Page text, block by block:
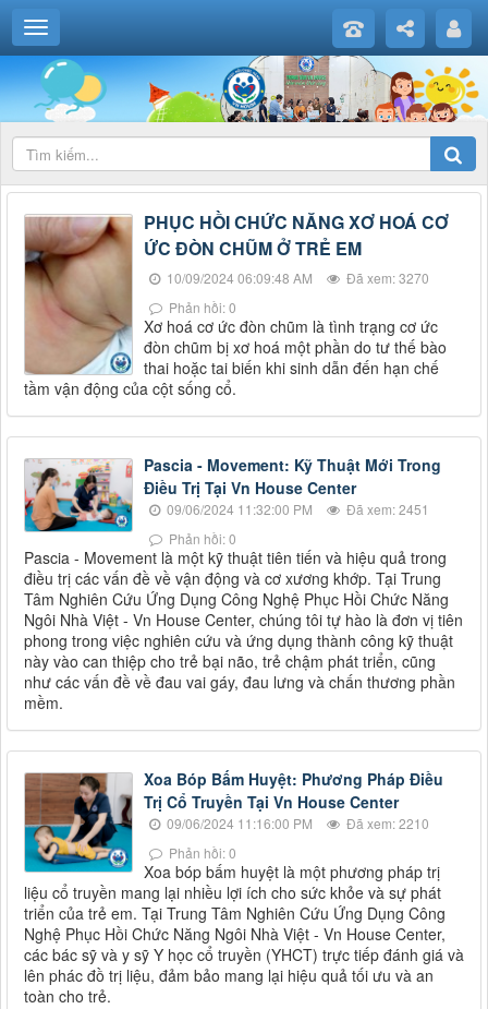
PHỤC HỒI CHỨC NĂNG XƠ HOÁ CƠ
ỨC ĐÒN CHŨM Ở TRẺ EM
10/09/2024 06:09:48 AM
Đã xem: 3270
Phản hồi: 0
Xơ hoá cơ ức đòn chũm là tình trạng cơ ức
đòn chũm bị xơ hoá một phần do tư thế bào
thai hoặc tai biến khi sinh dẫn đến hạn chế
tầm vận động của cột sống cổ.
Pascia - Movement: Kỹ Thuật Mới Trong
Điều Trị Tại Vn House Center
09/06/2024 11:32:00 PM
Đã xem: 2451
Phản hồi: 0
Pascia - Movement là một kỹ thuật tiên tiến và hiệu quả trong
điều trị các vấn đề về vận động và cơ xương khớp. Tại Trung
Tâm Nghiên Cứu Ứng Dụng Công Nghệ Phục Hồi Chức Năng
Ngôi Nhà Việt - Vn House Center, chúng tôi tự hào là đơn vị tiên
phong trong việc nghiên cứu và ứng dụng thành công kỹ thuật
này vào can thiệp cho trẻ bại não, trẻ chậm phát triển, cũng
như các vấn đề về đau vai gáy, đau lưng và chấn thương phần
mềm.
Xoa Bóp Bấm Huyệt: Phương Pháp Điều
Trị Cổ Truyền Tại Vn House Center
09/06/2024 11:16:00 PM
Đã xem: 2210
Phản hồi: 0
Xoa bóp bấm huyệt là một phương pháp trị
liệu cổ truyền mang lại nhiều lợi ích cho sức khỏe và sự phát
triển của trẻ em. Tại Trung Tâm Nghiên Cứu Ứng Dụng Công
Nghệ Phục Hồi Chức Năng Ngôi Nhà Việt - Vn House Center,
các bác sỹ và y sỹ Y học cổ truyền (YHCT) trực tiếp đánh giá và
lên phác đồ trị liệu, đảm bảo mang lại hiệu quả tối ưu và an
toàn cho trẻ.